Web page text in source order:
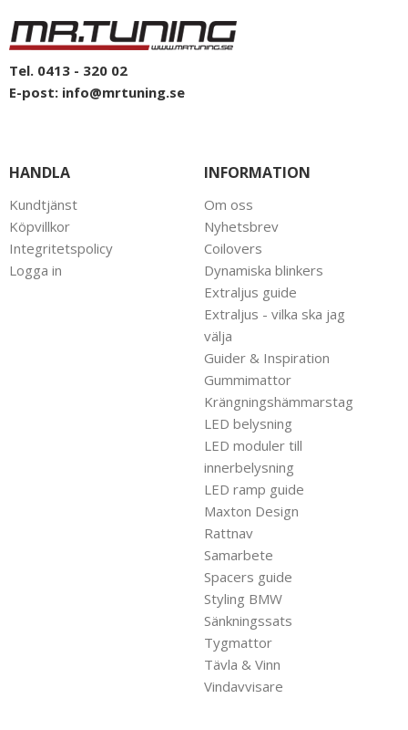
Tel. 0413 - 320 02
E-post: info@mrtuning.se
HANDLA
Kundtjänst
Köpvillkor
Integritetspolicy
Logga in
INFORMATION
Om oss
Nyhetsbrev
Coilovers
Dynamiska blinkers
Extraljus guide
Extraljus - vilka ska jag
välja
Guider & Inspiration
Gummimattor
Krängningshämmarstag
LED belysning
LED moduler till
innerbelysning
LED ramp guide
Maxton Design
Rattnav
Samarbete
Spacers guide
Styling BMW
Sänkningssats
Tygmattor
Tävla & Vinn
Vindavvisare